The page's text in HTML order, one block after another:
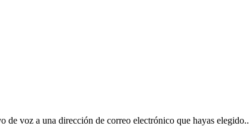
de voz a una dirección de correo electrónico que hayas elegido..